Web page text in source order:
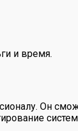
и время.
Он
систем